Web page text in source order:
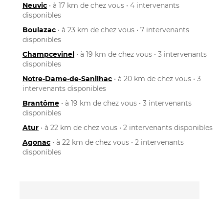
Neuvic • à 17 km de chez vous • 4 intervenants
disponibles
Boulazac • à 23 km de chez vous • 7 intervenants
disponibles
Champcevinel • à 19 km de chez vous • 3 intervenants
disponibles
Notre-Dame-de-Sanilhac • à 20 km de chez vous • 3
intervenants disponibles
Brantôme • à 19 km de chez vous • 3 intervenants
disponibles
Atur • à 22 km de chez vous • 2 intervenants disponibles
Agonac • à 22 km de chez vous • 2 intervenants
disponibles